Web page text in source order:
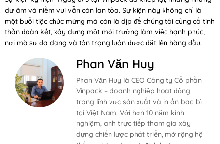
dư âm và niềm vui vẫn còn lan tỏa. Sự kiện này không chỉ là
một buổi tiệc chúc mừng mà còn là dịp để chúng tôi củng cố tinh
thần đoàn kết, xây dựng một môi trường làm việc hạnh phúc,
nơi mà sự đa dạng và tôn trọng luôn được đặt lên hàng đầu.
Phan Văn Huy
Phan Văn Huy là CEO Công ty Cổ phần
Vinpack – doanh nghiệp hoạt động
trong lĩnh vực sản xuất và in ấn bao bì
tại Việt Nam. Với hơn 10 năm kinh
nghiệm, anh trực tiếp tham gia xây
dựng chiến lược phát triển, mở rộng hệ